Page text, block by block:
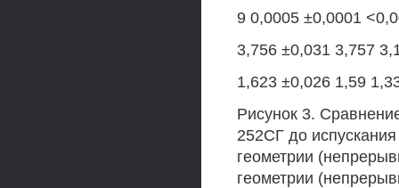
9 0,0005 ±0,0001
3,756 ±0,031 3,757
1,623 ±0,026 1,59
Рисунок 3.
252СГ до
геометрии
геометрии